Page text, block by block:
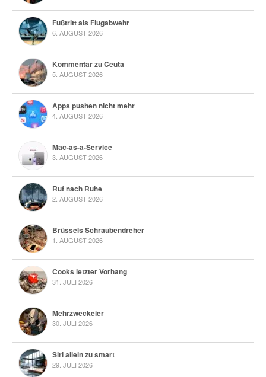
Fußtritt als Flugabwehr
6. AUGUST 2026
Kommentar zu Ceuta
5. AUGUST 2026
Apps pushen nicht mehr
4. AUGUST 2026
Mac-as-a-Service
3. AUGUST 2026
Ruf nach Ruhe
2. AUGUST 2026
Brüssels Schraubendreher
1. AUGUST 2026
Cooks letzter Vorhang
31. JULI 2026
Mehrzweckeier
30. JULI 2026
Siri allein zu smart
29. JULI 2026